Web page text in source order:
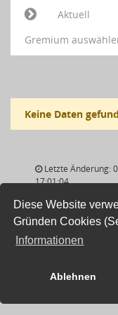
Diese Website
Gründen Cookies
Informationen
Ablehnen
Aktuell
Gremium
Keine Daten
Letzte Änderung:
17:01:04